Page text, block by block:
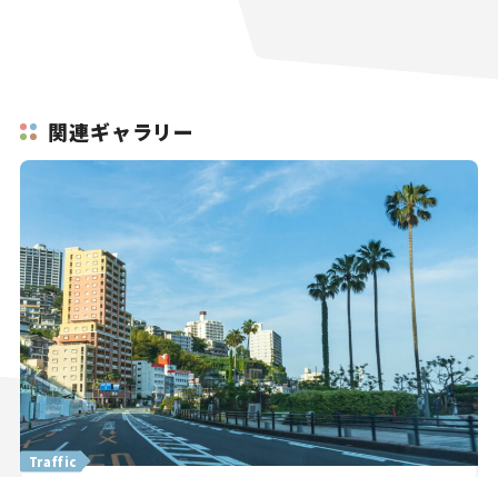
関連ギャラリー
Traffic